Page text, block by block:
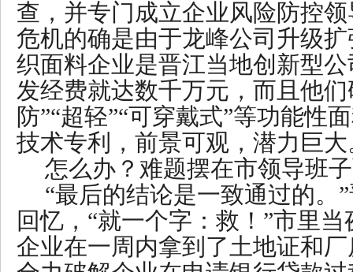
查，并专门成立企业风险防控
危机的确是由于龙峰公司升级
织面料企业是晋江当地创新型
发经费就达数千万元，而且他们
防”“超轻”“可穿戴式”等功能性
技术专利，前景可观，潜力巨大
怎么办？难题摆在市领导班
“最后的结论是一致通过的。
回忆，“就一个字：救！”市里
企业在一周内拿到了土地证和